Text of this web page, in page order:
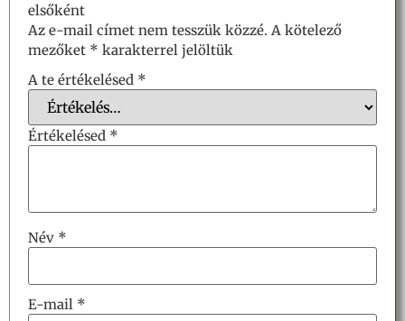
elsőként
Az e-mail címet nem tesszük közzé. A kötelező
mezőket * karakterrel jelöltük
A te értékelésed *
Értékelésed *
Név *
E-mail *